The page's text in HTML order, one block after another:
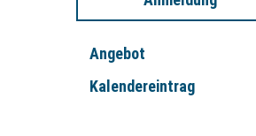
Angebot
Kalendereintrag